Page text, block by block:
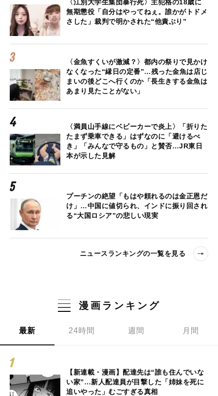
〈江別大学生集団暴行死〉主犯格の18歳に
無期懲役「自分はやってねぇ。誰かがトドメ
さした」裁判で明かされた“他責ぶり”
〈金魚すくいが激減？〉都内の祭りで見かけ
なくなった“縁日の定番”…残った金魚は店じ
まいの後どこへ行くのか「長生きする金魚は
あまり見たことがない」
〈満員山手線にベビーカーで炎上〉「折りた
たまず乗車できる」はずなのに「避けるべ
き」「みんなで守るもの」と賛否…JR東日
本が示した見解
プーチンの絶望「もはや頼れるのは金正恩だ
け」…中国に値切られ、インドに振り回され
る“大国ロシア”の悲しい現実
ニュースランキングの一覧を見る
漫画ランキング
最新 24時間 週間 月間
【新連載・漫画】配達先は“誰も住んでいな
い家”…新人配達員が目撃した「姉妹を死に
追いやった」むごすぎる真相